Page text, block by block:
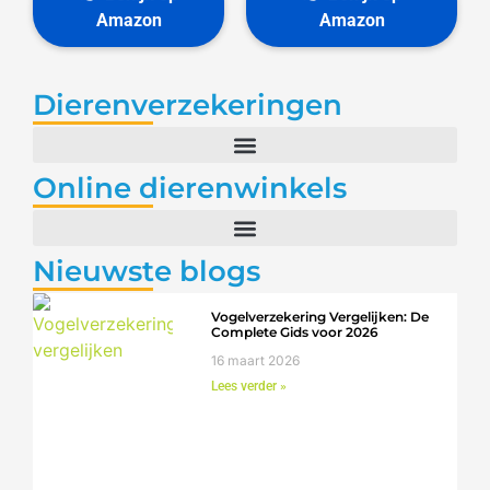
Dierenverzekeringen
Online dierenwinkels
Nieuwste blogs
Vogelverzekering Vergelijken: De
Complete Gids voor 2026
16 maart 2026
Lees verder »